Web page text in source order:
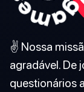
✌️ Nossa
agradável. De
questionários